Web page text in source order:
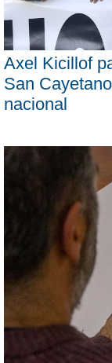
Axel Kicillof
San
nacional